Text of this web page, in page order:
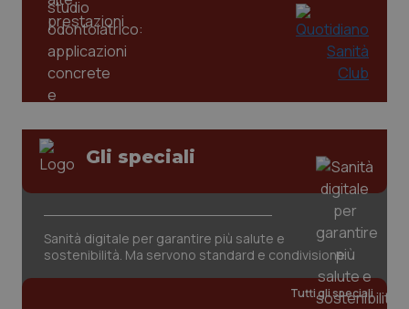
Gli speciali
Sanità digitale per garantire più salute e
sostenibilità. Ma servono standard e condivisione
Tutti gli speciali
www.quotidianosanita.it